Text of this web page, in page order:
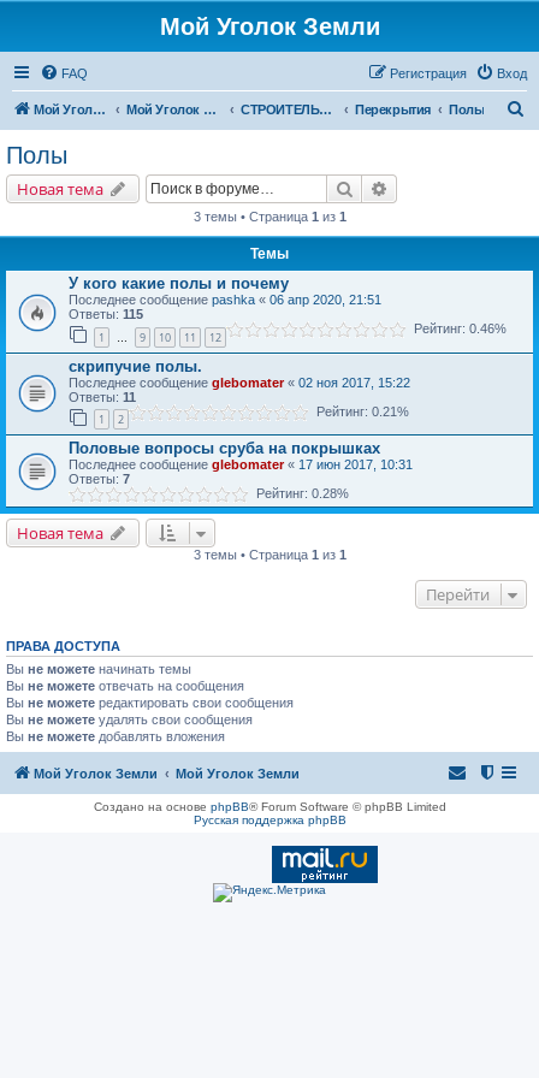
Мой Уголок Земли
FAQ Вход
Регистрация
Мой Уголок Земли Мой Уголок Земли СТРОИТЕЛЬСТВО ДОМА Перекрытия Полы
Полы
Новая тема Поиск
3 темы • Страница 1 из 1
Темы
У кого какие полы и почему
Последнее сообщение pashka « 06 апр 2020, 21:51
Ответы: 115
1 … 9 10 11 12
Рейтинг: 0.46%
скрипучие полы.
Последнее сообщение glebomater« 02 ноя 2017, 15:22
Ответы: 11
1 2
Рейтинг: 0.21%
Половые вопросы сруба на покрышках
Последнее сообщение glebomater« 17 июн 2017, 10:31
Ответы: 7
Рейтинг: 0.28%
Новая тема
3 темы • Страница 1 из 1
Перейти
ПРАВА ДОСТУПА
Вы не можете начинать темы
Вы не можете отвечать на сообщения
Вы не можете редактировать свои сообщения
Вы не можете удалять свои сообщения
Вы не можете добавлять вложения
Мой Уголок Земли Мой Уголок Земли
Создано на основе phpBB® Forum Software © phpBB Limited
Русская поддержка phpBB